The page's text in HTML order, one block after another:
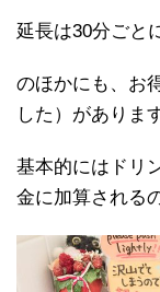
延長は30分ごと
のほかにも、お
した）がありま
基本的にはドリ
金に加算される